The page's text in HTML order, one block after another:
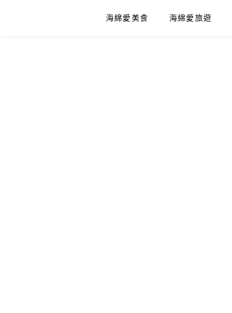
海綿愛美食 海綿愛旅遊